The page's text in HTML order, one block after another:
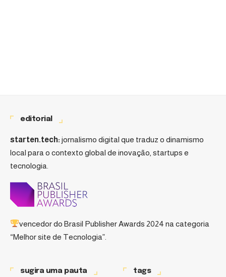
editorial
starten.tech: jornalismo digital que traduz o dinamismo
local para o contexto global de inovação, startups e
tecnologia.
vencedor do Brasil Publisher Awards 2024 na categoria
“Melhor site de Tecnologia”.
sugira uma pauta tags